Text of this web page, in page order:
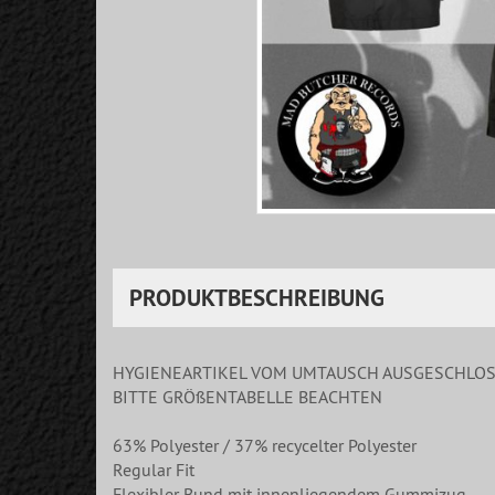
PRODUKTBESCHREIBUNG
HYGIENEARTIKEL VOM UMTAUSCH
BITTE GRÖßENTABELLE BEACHTEN
63% Polyester / 37% recycelter Polyester
Regular Fit